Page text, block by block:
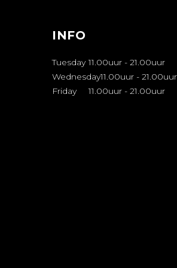
INFO
Tuesday 11.00uur - 21.00uur
Wednesday11.00uur - 21.00uur
Friday
11.00uur - 21.00uur